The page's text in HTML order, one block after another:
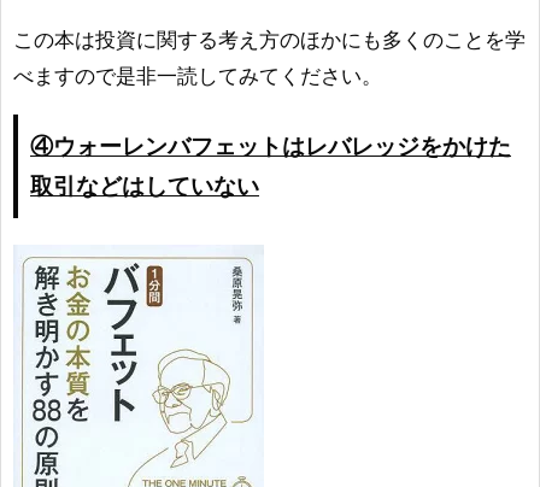
この本は投資に関する考え方のほかにも多くのことを学
べますので是非一読してみてください。
④ウォーレンバフェットはレバレッジをかけた
取引などはしていない